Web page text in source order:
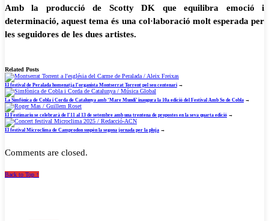
Amb la producció de Scotty DK que equilibra emoció i
determinació, aquest tema és una col·laboració molt esperada per
les seguidores de les dues artistes.
Related Posts
El festival de Peralada homenatja l’organista Montserrat Torrent pel seu centenari →
La Simfònica de Cobla i Corda de Catalunya amb ‘Mare Mundi’ inaugura la 10a edició del Festival Amb So de Cobla →
El Festimariu se celebrarà de l’11 al 13 de setembre amb una trentena de propostes en la seva quarta edició →
El festival Microclima de Camprodon suspèn la segona jornada per la pluja →
Comments are closed.
Back to Top ↑